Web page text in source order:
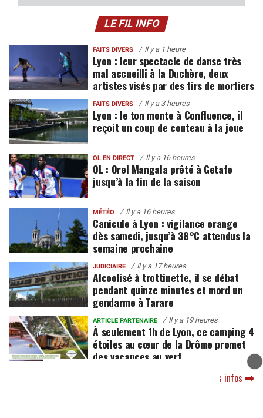
LE FIL INFO
FAITS DIVERS Il y a 1 heure
Lyon : leur spectacle de danse très
mal accueilli à la Duchère, deux
artistes visés par des tirs de mortiers
FAITS DIVERS Il y a 3 heures
Lyon : le ton monte à Confluence, il
reçoit un coup de couteau à la joue
OL EN DIRECT Il y a 16 heures
OL : Orel Mangala prêté à Getafe
jusqu’à la fin de la saison
MÉTÉO Il y a 16 heures
Canicule à Lyon : vigilance orange
dès samedi, jusqu’à 38°C attendus la
semaine prochaine
JUDICIAIRE Il y a 17 heures
Alcoolisé à trottinette, il se débat
pendant quinze minutes et mord un
gendarme à Tarare
ARTICLE PARTENAIRE Il y a 19 heures
À seulement 1h de Lyon, ce camping 4
étoiles au cœur de la Drôme promet
des vacances au vert
Toutes les infos